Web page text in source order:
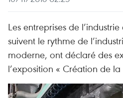
Les entreprises de
suivent le rythme de
moderne, ont déclaré des
l’exposition « Création de